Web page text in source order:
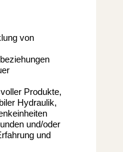
von
Produkte,
Hydraulik,
und/oder
und